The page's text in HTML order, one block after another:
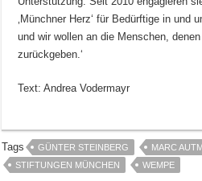
‚Münchner Herz‘ für Bedürftige in und
und wir wollen an die Menschen,
zurückgeben.‘
Text: Andrea Vodermayr
Tags GÜNTER STEINBERG
MARC
STIFTUNGEN MÜNCHEN
WEMPE